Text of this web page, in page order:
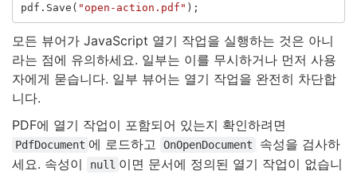
pdf . Save ( "open-action.pdf" );
모든 뷰어가 JavaScript 열기 작업을 실행하는 것은 아니
라는 점에 유의하세요. 일부는 이를 무시하거나 먼저 사용
자에게 묻습니다. 일부 뷰어는 열기 작업을 완전히 차단합
니다.
PDF에 열기 작업이 포함되어 있는지 확인하려면
PdfDocument 에 로드하고 OnOpenDocument
속성을 검사하
세요. 속성이
null 이면 문서에 정의된 열기 작업이 없습니